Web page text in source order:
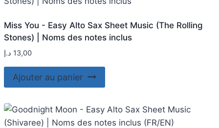
Miss You - Easy Alto Sax Sheet Music (The Rolling
Stones) | Noms des notes inclus
13,00 د.إ
Ajouter au panier